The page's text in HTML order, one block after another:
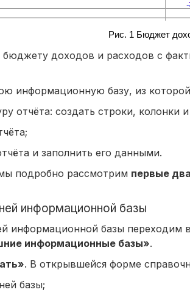
Рис. 1 Бюджет
бюджету доходов и расходов с
информационную базу, из которой
отчёта: создать строки, колонки
и заполнить его данными.
подробно рассмотрим первые
информационной базы
информационной базы переходим
информационные базы».
. В открывшейся форме
базы;